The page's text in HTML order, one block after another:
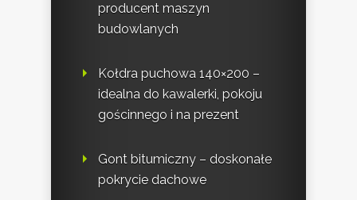
producent maszyn
budowlanych
Kołdra puchowa 140×200 –
idealna do kawalerki, pokoju
gościnnego i na prezent
Gont bitumiczny – doskonałe
pokrycie dachowe